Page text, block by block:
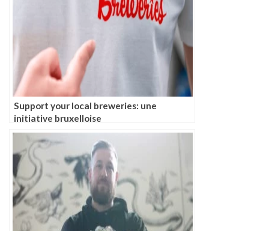
Support your local breweries: une
initiative bruxelloise